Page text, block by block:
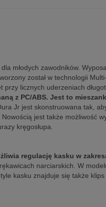
młodych zawodników.
został w technologii
licznych uderzeniach
z PC/ABS. Jest to
Jr jest skonstruowana tak,
jest także możliwość
kręgosłupa.
regulację kasku w
narciarskich. W
kasku znajduje się także